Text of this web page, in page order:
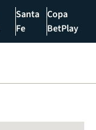
Santa
Fe
Copa
BetPlay